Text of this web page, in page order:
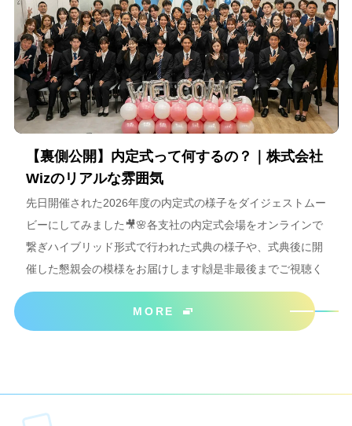
【裏側公開】内定式って何するの？｜株式会社
Wizのリアルな雰囲気
先日開催された2026年度の内定式の様子をダイジェストムー
ビーにしてみました🎥🌸各支社の内定式会場をオンラインで
繋ぎハイブリッド形式で行われた式典の様子や、式典後に開
催した懇親会の模様をお届けします🙌是非最後までご視聴く
ださいね＾＾
MORE